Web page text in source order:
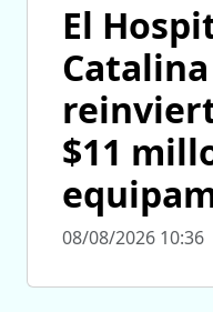
El
$11
08/08/2026 10:36